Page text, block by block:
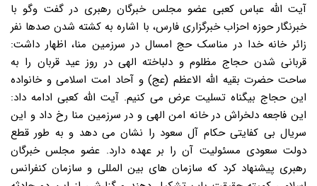
آیت الله عباس کعبی عضو مجلس خبرگان رهبری در گفت وگو با
خبرنگار حوزه احزاب خبرگزاری فارس، با اشاره به کشته شدن صدها نفر
زائر خانه خدا در مناسک حج امسال در سرزمین منا، اظهار داشت:
قربانی شدن حجاج مظلوم و دلباخته الهی در روز عید قربان را به
ساحت حضرت بقیه الله الاعظم (عج) و آحاد امت اسلامی و خانواده
این حجاج بیگناه تسلیت عرض می کنیم. آیت الله کعبی ادامه داد:
این فاجعه دلخراش در خانه امن الهی و در سرزمین منا رخ داد و این
سریال بی کفایتی حکام آل سعود را نشان می دهد و به طور قطع
دولت سعودی مسئولیت آن را بر عهده دارد. عضو مجلس خبرگان
رهبری پیشنهاد کرد که سازمان های بین المللی و سازمان کنفرانس